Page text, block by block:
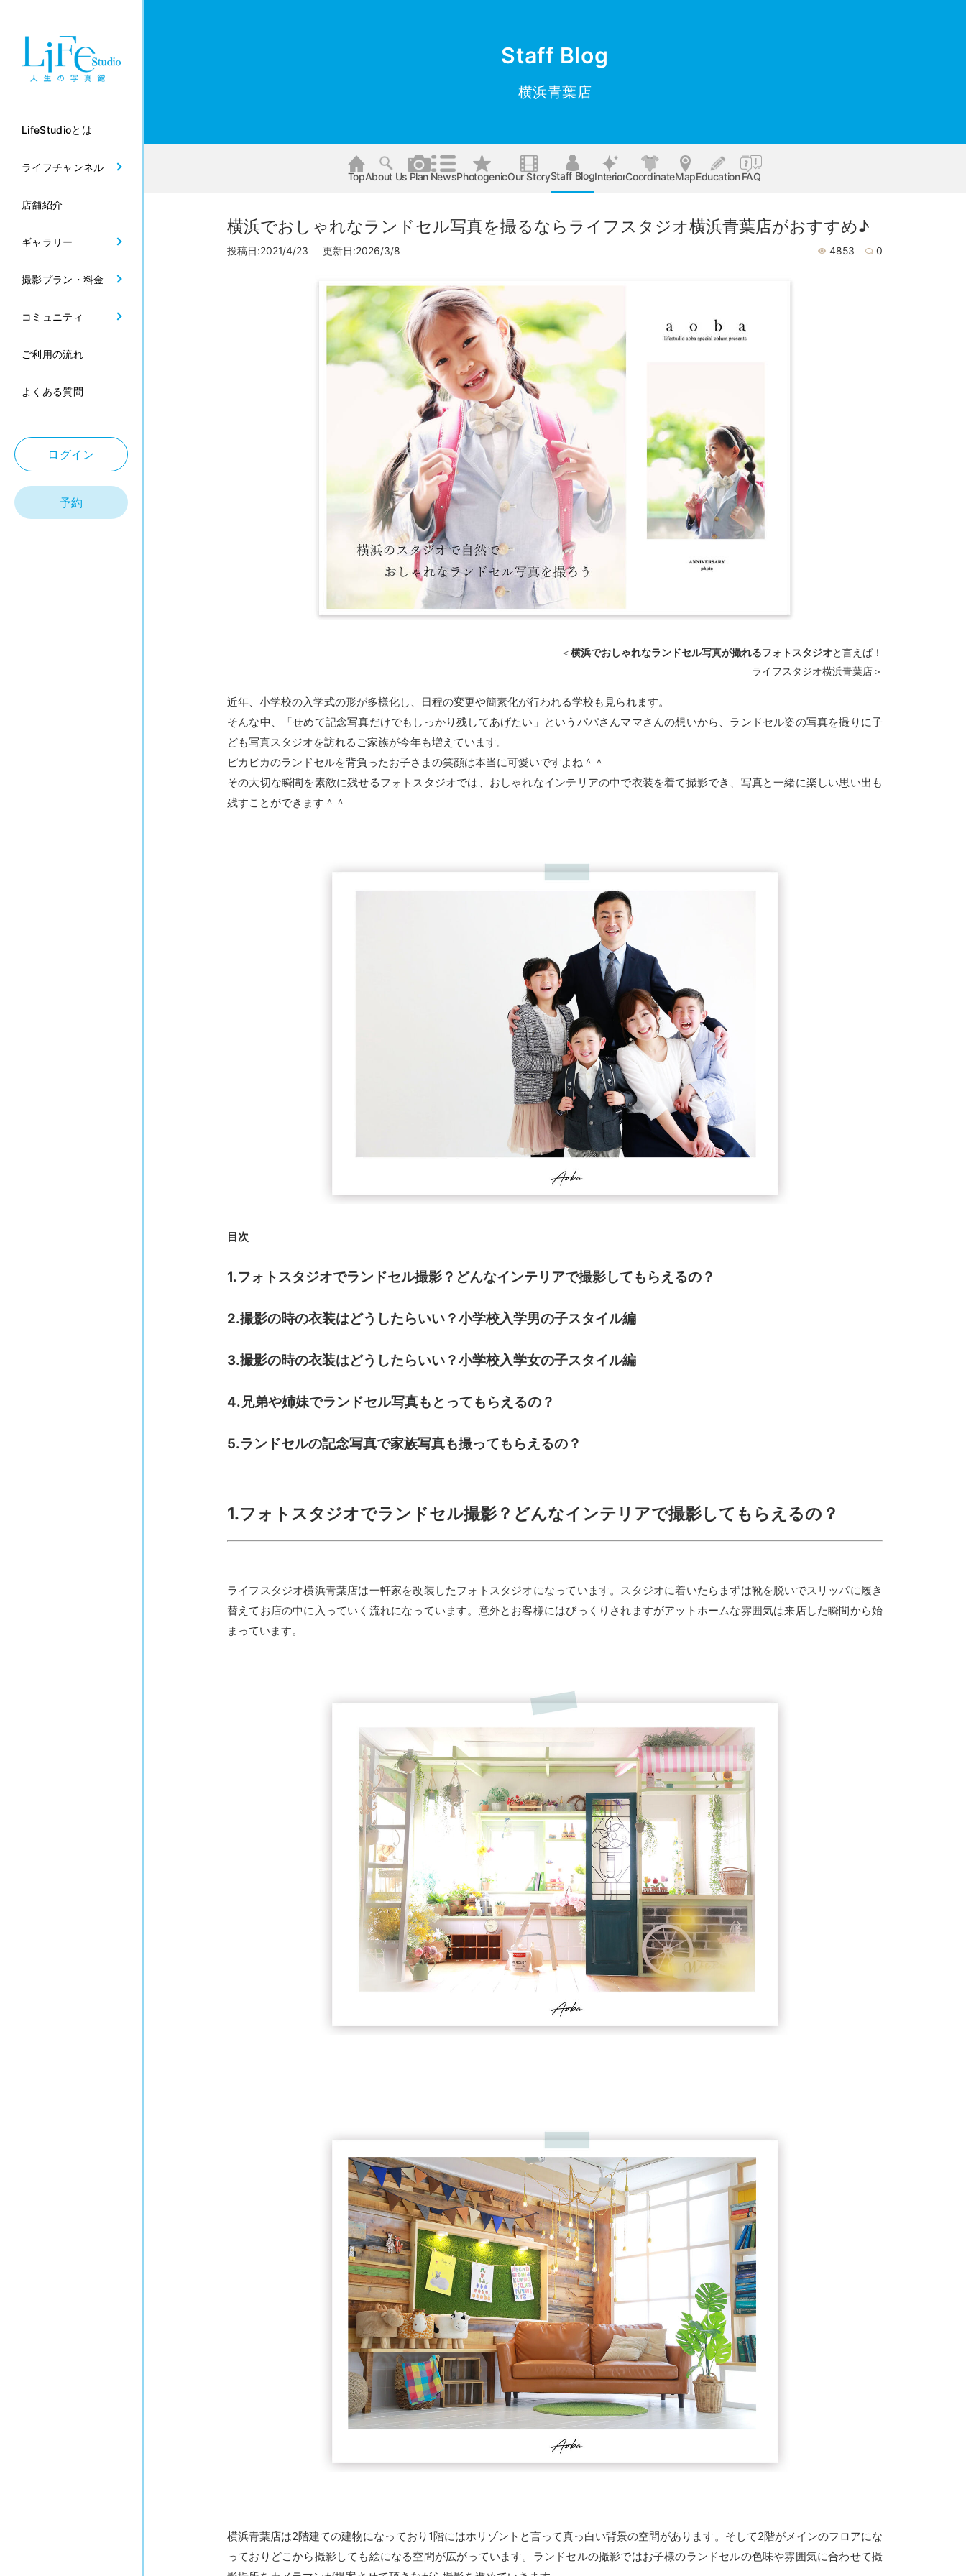
LifeStudioとは
ライフチャンネル
店舗紹介
ギャラリー
撮影プラン・料金
コミュニティ
ご利用の流れ
よくある質問
ログイン
予約
Staff Blog
横浜青葉店
TopAbout Us Plan NewsPhotogenicOur StoryStaff BlogInteriorCoordinateMapEducationFAQ
横浜でおしゃれなランドセル写真を撮るならライフスタジオ横浜青葉店がおすすめ♪
投稿日:2021/4/23 更新日:2026/3/8 4853 0
＜横浜でおしゃれなランドセル写真が撮れるフォトスタジオと言えば！
ライフスタジオ横浜青葉店＞
近年、小学校の入学式の形が多様化し、日程の変更や簡素化が行われる学校も見られます。
そんな中、「せめて記念写真だけでもしっかり残してあげたい」というパパさんママさんの想いから、ランドセル姿の写真を撮りに子
ども写真スタジオを訪れるご家族が今年も増えています。
ピカピカのランドセルを背負ったお子さまの笑顔は本当に可愛いですよね＾＾
その大切な瞬間を素敵に残せるフォトスタジオでは、おしゃれなインテリアの中で衣装を着て撮影でき、写真と一緒に楽しい思い出も
残すことができます＾＾
目次
1.フォトスタジオでランドセル撮影？どんなインテリアで撮影してもらえるの？
2.撮影の時の衣装はどうしたらいい？小学校入学男の子スタイル編
3.撮影の時の衣装はどうしたらいい？小学校入学女の子スタイル編
4.兄弟や姉妹でランドセル写真もとってもらえるの？
5.ランドセルの記念写真で家族写真も撮ってもらえるの？
1.フォトスタジオでランドセル撮影？どんなインテリアで撮影してもらえるの？
ライフスタジオ横浜青葉店は一軒家を改装したフォトスタジオになっています。スタジオに着いたらまずは靴を脱いでスリッパに履き
替えてお店の中に入っていく流れになっています。意外とお客様にはびっくりされますがアットホームな雰囲気は来店した瞬間から始
まっています。
横浜青葉店は2階建ての建物になっており1階にはホリゾントと言って真っ白い背景の空間があります。そして2階がメインのフロアにな
っておりどこから撮影しても絵になる空間が広がっています。ランドセルの撮影ではお子様のランドセルの色味や雰囲気に合わせて撮